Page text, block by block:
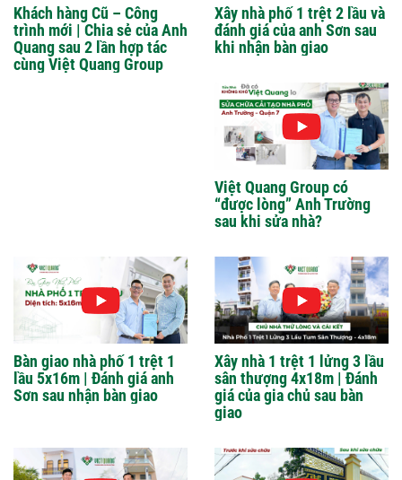
Khách hàng Cũ – Công
trình mới | Chia sẻ của Anh
Quang sau 2 lần hợp tác
cùng Việt Quang Group
Xây nhà phố 1 trệt 2 lầu và
đánh giá của anh Sơn sau
khi nhận bàn giao
Việt Quang Group có
“được lòng” Anh Trường
sau khi sửa nhà?
Bàn giao nhà phố 1 trệt 1
lầu 5x16m | Đánh giá anh
Sơn sau nhận bàn giao
Xây nhà 1 trệt 1 lửng 3 lầu
sân thượng 4x18m | Đánh
giá của gia chủ sau bàn
giao